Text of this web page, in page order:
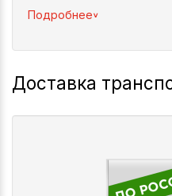
Подробнее^
Доставка